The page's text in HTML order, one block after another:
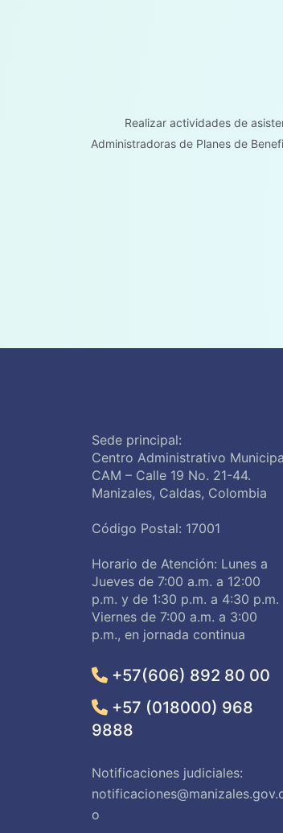
Realizar actividades de
Administradoras de Planes de
Sede principal:
Centro Administrativo
CAM – Calle 19 No. 21-44.
Manizales, Caldas, Colombia
Código Postal: 17001
Horario de Atención: Lunes a
Jueves de 7:00 a.m. a 12:00
p.m. y de 1:30 p.m. a 4:30 p.m.
Viernes de 7:00 a.m. a 3:00
p.m., en jornada continua
+57(606) 892 80 00
+57 (018000) 968
9888
Notificaciones judiciales:
o